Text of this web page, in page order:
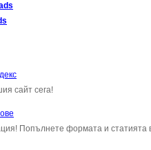
сайт сега!
Попълнете формата и статията